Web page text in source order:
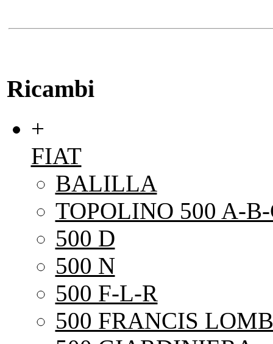
Ricambi
+
FIAT
BALILLA
TOPOLINO 500 A-
500 D
500 N
500 F-L-R
500 FRANCIS